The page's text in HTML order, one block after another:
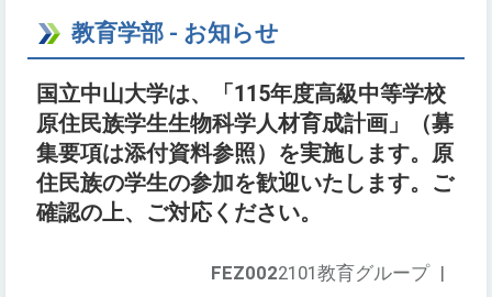
教育学部 - お知らせ
国立中山大学は、「115年度高級中等学校
原住民族学生生物科学人材育成計画」（募
集要項は添付資料参照）を実施します。原
住民族の学生の参加を歓迎いたします。ご
確認の上、ご対応ください。
FEZ0022101教育グループ |